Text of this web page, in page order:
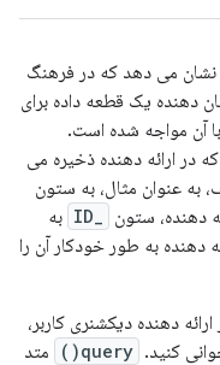
را نشان می دهد که در فرهنگ
دهنده یک قطعه داده برای
با آن مواجه شده است.
ارائه دهنده ذخیره می
به عنوان مثال، به ستون
دهنده، ستون
به
دهنده به طور خودکار آن را
دهنده دیکشنری کاربر،
کنید. query() متد